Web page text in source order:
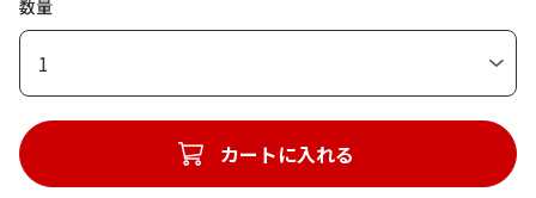
数量
1
カートに入れる